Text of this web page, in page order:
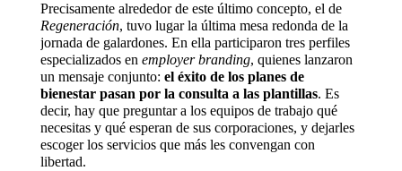
Precisamente alrededor de este último concepto, el de
Regeneración, tuvo lugar la última mesa redonda de la
jornada de galardones. En ella participaron tres perfiles
especializados en employer branding, quienes lanzaron
un mensaje conjunto: el éxito de los planes de
bienestar pasan por la consulta a las plantillas. Es
decir, hay que preguntar a los equipos de trabajo qué
necesitas y qué esperan de sus corporaciones, y dejarles
escoger los servicios que más les convengan con
libertad.